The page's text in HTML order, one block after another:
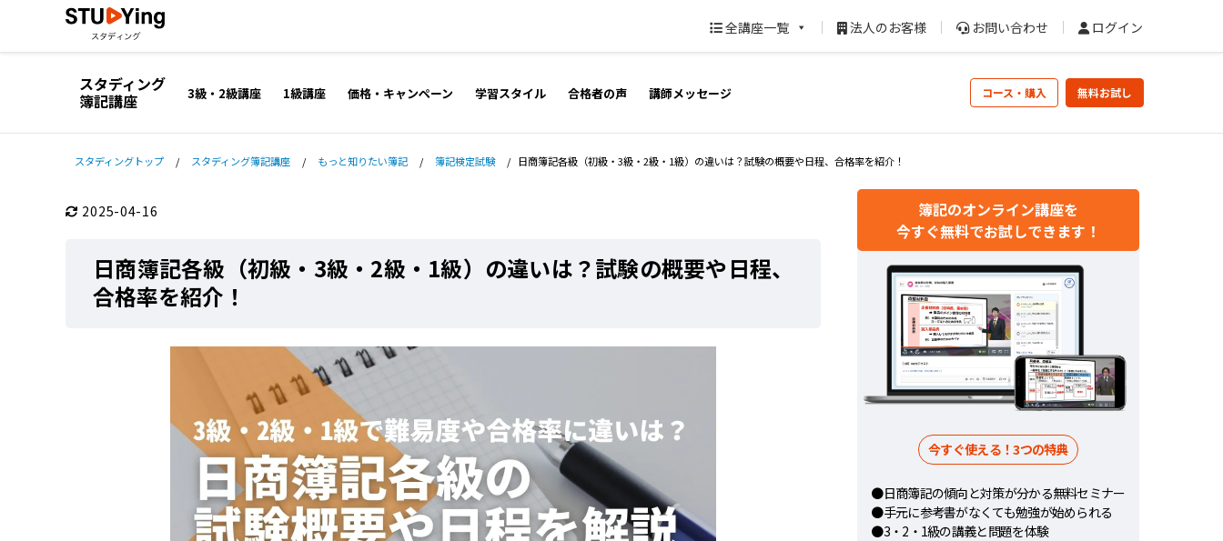
全講座一覧 法人のお客様 お問い合わせ ログイン
スタディング
簿記講座 3級・2級講座 1級講座 価格・キャンペーン 学習スタイル 合格者の声 講師メッセージ コース・購入 無料お試し
スタディングトップ / スタディング簿記講座 / もっと知りたい簿記 / 簿記検定試験 / 日商簿記各級（初級・3級・2級・1級）の違いは？試験の概要や日程、合格率を紹介！
2025-04-16
日商簿記各級（初級・3級・2級・1級）の違いは？試験の概要や日程、
合格率を紹介！
簿記のオンライン講座を
今すぐ無料でお試しできます！
今すぐ使える！3つの特典
●日商簿記の傾向と対策が分かる無料セミナー
●手元に参考書がなくても勉強が始められる
●3・2・1級の講義と問題を体験